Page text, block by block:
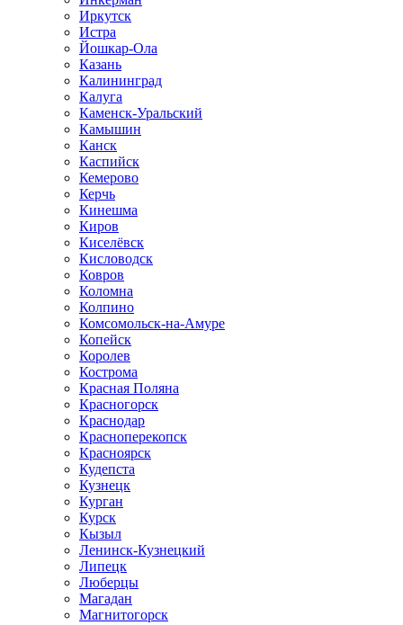
Иркутск
Истра
Йошкар-Ола
Казань
Калининград
Калуга
Каменск-Уральский
Камышин
Канск
Каспийск
Кемерово
Керчь
Кинешма
Киров
Киселёвск
Кисловодск
Ковров
Коломна
Колпино
Комсомольск-на-Амуре
Копейск
Королев
Кострома
Красная Поляна
Красногорск
Краснодар
Красноперекопск
Красноярск
Кудепста
Кузнецк
Курган
Курск
Кызыл
Ленинск-Кузнецкий
Липецк
Люберцы
Магадан
Магнитогорск